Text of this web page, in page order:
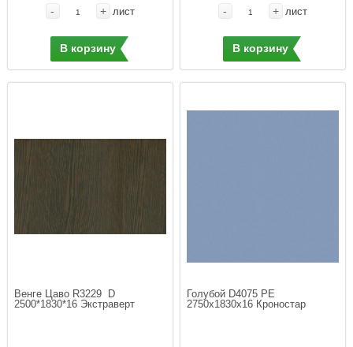
- + лист
В корзину
- + лист
В корзину
Венге Цаво R3229  D
2500*1830*16 Экстраверт
Голубой D4075 PE
2750х1830х16 Кроностар